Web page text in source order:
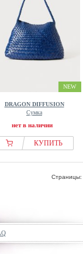
NEW
DRAGON DIFFUSION
Сумка
нет в наличии
КУПИТЬ
Страницы: